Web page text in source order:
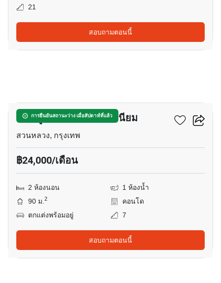
21
สอบถามตอนนี้
การยืนยันสถานะว่าง เมื่อสัปดาห์ที่แล้ว
อีสท์ วูด พาร์ค คอนโดมิเนียม
สวนหลวง, กรุงเทพ
฿24,000/เดือน
2 ห้องนอน
1 ห้องน้ำ
90 ม.2
คอนโด
ตกแต่งพร้อมอยู่
7
สอบถามตอนนี้